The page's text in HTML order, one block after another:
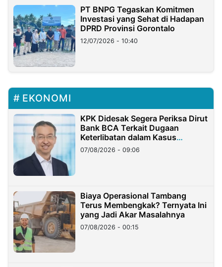
PT BNPG Tegaskan Komitmen
Investasi yang Sehat di Hadapan
DPRD Provinsi Gorontalo
12/07/2026 - 10:40
EKONOMI
KPK Didesak Segera Periksa Dirut
Bank BCA Terkait Dugaan
Keterlibatan dalam Kasus
Hilangnya Dana Nasabah Rp2,58
Miliar
07/08/2026 - 09:06
Biaya Operasional Tambang
Terus Membengkak? Ternyata Ini
yang Jadi Akar Masalahnya
07/08/2026 - 00:15